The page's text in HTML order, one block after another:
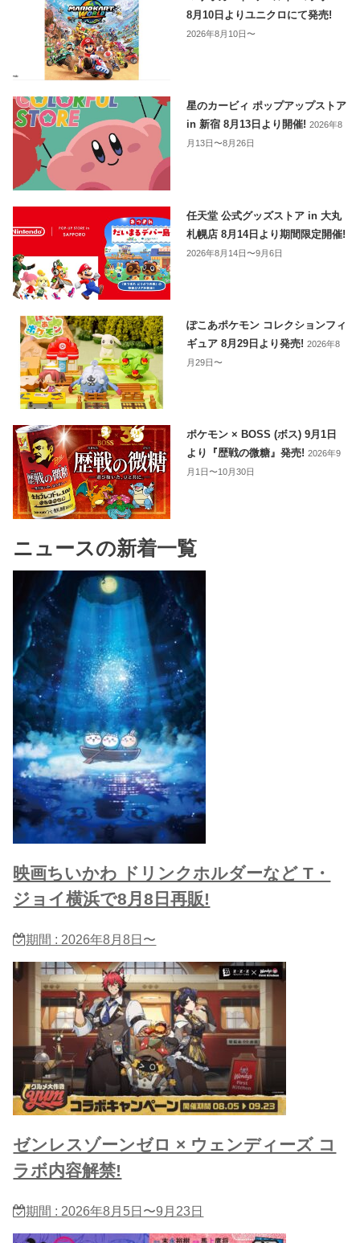
8月10日よりユニクロにて発売!
2026年8月10日〜
星のカービィ ポップアップストア
in 新宿 8月13日より開催!2026年8
月13日〜8月26日
任天堂 公式グッズストア in 大丸
札幌店 8月14日より期間限定開催!
2026年8月14日〜9月6日
ぽこあポケモン コレクションフィ
ギュア 8月29日より発売!2026年8
月29日〜
ポケモン × BOSS (ボス) 9月1日
より『歴戦の微糖』発売!2026年9
月1日〜10月30日
ニュースの新着一覧
映画ちいかわ ドリンクホルダーなど T・
ジョイ横浜で8月8日再販!
期間 : 2026年8月8日〜
ゼンレスゾーンゼロ × ウェンディーズ コ
ラボ内容解禁!
期間 : 2026年8月5日〜9月23日